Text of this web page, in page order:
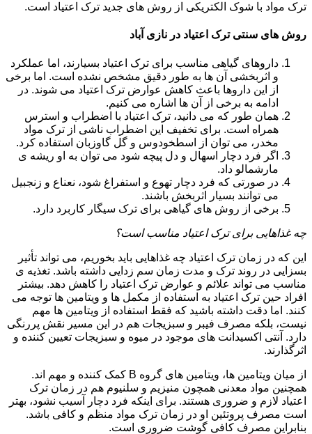
ترک مواد با شوک الکتریکی از روش های جدید ترک اعتیاد است.
روش های سنتی ترک اعتیاد در نازی آباد
داروهای گیاهی مناسب برای ترک اعتیاد بسیارند، اما عملکرد
و اثربخشی آن ها به طور دقیق مشخص نشده است. اما برخی
از این داروها باعث کاهش عوارض ترک اعتیاد می شوند. در
ادامه به برخی از آن ها اشاره می کنیم.
همان طور که می دانید، ترک اعتیاد با اضطراب و استرس
همراه است. برای تخفیف این اضطراب ناشی از ترک مواد
مخدر، می توان از اسطخودوس و گل گاوزبان استفاده کرد.
اگر فرد دچار اسهال و دل پیچه شود می توان به او ریشه ی
مارشمالو داد.
در صورتی که فرد دچار تهوع و استفراغ شود، نعناع و زنجبیل
می توانند بسیار اثربخش باشند.
برخی از روش های گیاهی برای ترک سیگار کاربرد دارد.
چه غذاهایی برای ترک اعتیاد مناسب است؟
این که در زمان ترک اعتیاد چه غذاهایی باید بخوریم، می تواند تأثیر
بسزایی در روند ترک و مدت زمان سم زدایی داشته باشد. تغذیه ی
مناسب می تواند علائم و عوارض ترک اعتیاد را کاهش دهد. بیشتر
افراد حین ترک اعتیاد به استفاده از مکمل ها و ویتامین ها توجه می
کنند. اما دقت داشته باشید که فقط استفاده از ویتامین ها مهم
نیست، بلکه مصرف فیبر و سبزیجات هم در این مسیر نقش پررنگی
دارد. آنتی اکسیدانت های موجود در میوه و سبزیجات تعیین کننده و
اثرگذارند.
از میان ویتامین ها، ویتامین های گروه B کمک کننده و مهم اند.
همچنین مواد معدنی همچون منیزیم و سلنیوم هم در زمان ترک
اعتیاد لازم و ضروری هستند. برای اینکه فرد دچار آسیب نشود، بهتر
است مصرف پروتئین او در زمان ترک مواد منظم و کافی باشد.
بنابراین مصرف کافی گوشت ضروری است.